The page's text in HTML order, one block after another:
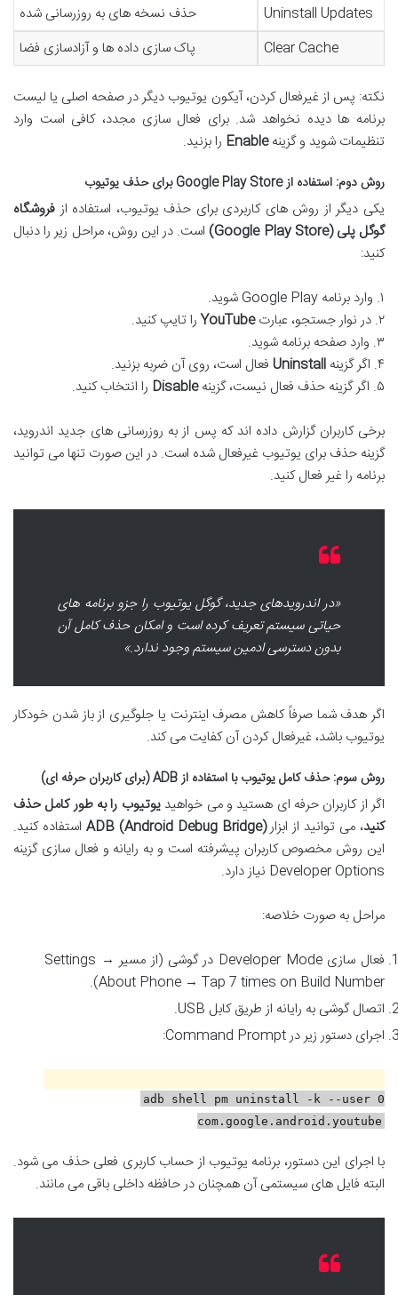
Uninstall Updates
حذف نسخه های به روزرسانی شده
Clear Cache
پاک سازی داده ها و آزادسازی فضا
نکته: پس از غیرفعال کردن، آیکون یوتیوب دیگر در صفحه اصلی یا لیست
برنامه ها دیده نخواهد شد. برای فعال سازی مجدد، کافی است وارد
تنظیمات شوید و گزینهEnable را بزنید.
روش دوم: استفاده از Google Play Store برای حذف یوتیوب
یکی دیگر از روش های کاربردی برای حذف یوتیوب، استفاده از فروشگاه
گوگل پلی (Google Play Store)
است. در این روش، مراحل زیر را دنبال
کنید:
۱. وارد برنامه Google Play شوید.
۲. در نوار جستجو، عبارت
YouTubeرا تایپ کنید.
۳. وارد صفحه برنامه شوید.
۴. اگر گزینه
Uninstall فعال است، روی آن ضربه بزنید.
۵. اگر گزینه حذف فعال نیست، گزینه
Disable را انتخاب کنید.
برخی کاربران گزارش داده اند که پس از به روزرسانی های جدید اندروید،
گزینه حذف برای یوتیوب غیرفعال شده است. در این صورت تنها می توانید
برنامه را غیر فعال کنید.
«در اندرویدهای جدید، گوگل یوتیوب را جزو برنامه های
حیاتی سیستم تعریف کرده است و امکان حذف کامل آن
بدون دسترسی ادمین سیستم وجود ندارد.»
اگر هدف شما صرفاً کاهش مصرف اینترنت یا جلوگیری از باز شدن خودکار
یوتیوب باشد، غیرفعال کردن آن کفایت می کند.
روش سوم: حذف کامل یوتیوب با استفاده از ADB (برای کاربران حرفه ای)
اگر از کاربران حرفه ای هستید و می خواهیدیوتیوب را به طور کامل حذف
کنید، می توانید از ابزارADB (Android Debug Bridge) استفاده کنید.
این روش مخصوص کاربران پیشرفته است و به رایانه و فعال سازی گزینه
Developer Options نیاز دارد.
مراحل به صورت خلاصه:
فعال سازی Developer Mode در گوشی (از مسیر Settings →
About Phone → Tap 7 times on Build Number).
اتصال گوشی به رایانه از طریق کابل USB.
اجرای دستور زیر در Command Prompt:
adb shell pm uninstall -k --user 0
com.google .android .youtube
با اجرای این دستور، برنامه یوتیوب از حساب کاربری فعلی حذف می شود.
البته فایل های سیستمی آن همچنان در حافظه داخلی باقی می مانند.